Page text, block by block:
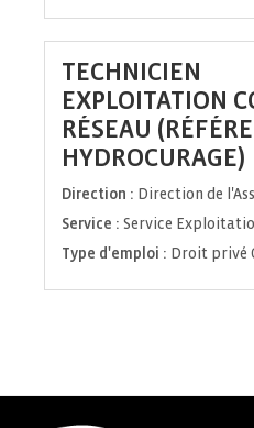
TECHNICIEN
EXPLOITATION
RÉSEAU
HYDROCURAGE)
Direction : Direction de
Service : Service
Type d'emploi : Droit privé